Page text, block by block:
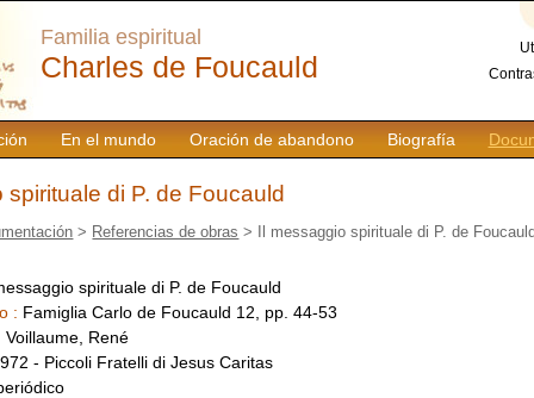
En el mundo Oración de abandono Biografía
Familia espiritual
Charles de Foucauld
spirituale di P. de Foucauld
> Referencias de obras > Il messaggio spirituale di P. de
spirituale di P. de Foucauld
: Famiglia Carlo de Foucauld 12, pp. 44-53
Voillaume, René
- Piccoli Fratelli di Jesus Caritas